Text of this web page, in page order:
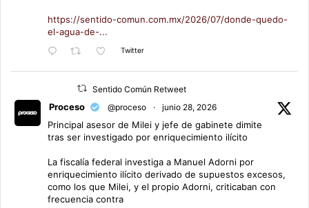
https://sentido-comun.com.mx/2026/07/donde-quedo-
el-agua-de-...
Twitter
Sentido Común Retweet
Proceso @proceso · junio 28, 2026
Principal asesor de Milei y jefe de gabinete dimite
tras ser investigado por enriquecimiento ilícito
La fiscalía federal investiga a Manuel Adorni por
enriquecimiento ilícito derivado de supuestos excesos,
como los que Milei, y el propio Adorni, criticaban con
frecuencia contra